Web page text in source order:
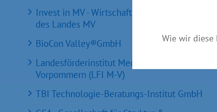
Wie wir diese
Invest in MV - Wirtschaftsfördergesellschaft
des Landes MV
BioCon Valley®GmbH
Landesförderinstitut Mecklenburg-
Vorpommern (LFI M-V)
TBI Technologie-Beratungs-Institut GmbH